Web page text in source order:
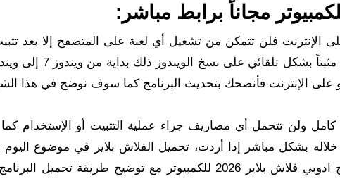
مجاناً برابط مباشر:
الإنترنت فلن تتمكن من تشغيل أي لعبة على المتصفح إلا بعد
على الإنترنت فأنصحك بتحديث البرنامج كما سوف نوضح في هذا
ولن تتحمل أي مصاريف جراء عملية التثبيت أو الإستخدام كما
خلاله بشكل مباشر إذا أردت، تحميل الفلاش بلاير في موضوع
نشرح بشكل مفصل كل ما تريد معرفته حول برنامج ادوبي فلاش بلاير 2026 للكمبيوتر مع توضيح طريقة